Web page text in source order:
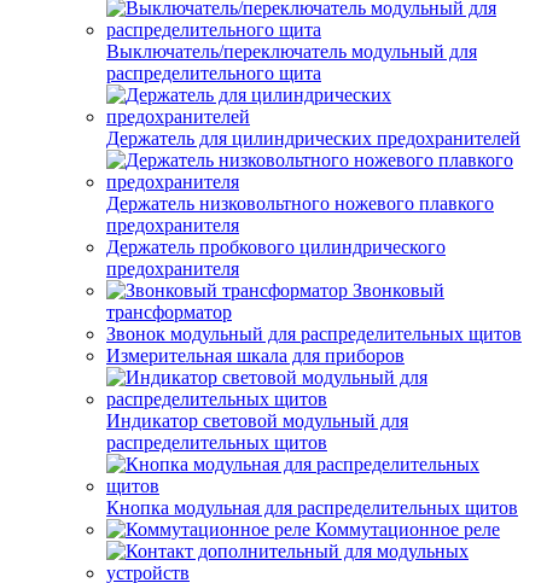
Выключатель/переключатель модульный для
распределительного щита
Держатель для цилиндрических предохранителей
Держатель низковольтного ножевого плавкого
предохранителя
Держатель пробкового цилиндрического
предохранителя
Звонковый
трансформатор
Звонок модульный для распределительных щитов
Измерительная шкала для приборов
Индикатор световой модульный для
распределительных щитов
Кнопка модульная для распределительных щитов
Коммутационное реле